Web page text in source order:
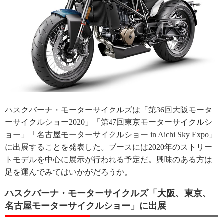
ハスクバーナ・モーターサイクルズは「第36回大阪モータ
ーサイクルショー2020」「第47回東京モーターサイクルシ
ョー」「名古屋モーターサイクルショー in Aichi Sky Expo」
に出展することを発表した。ブースには2020年のストリー
トモデルを中心に展示が行われる予定だ。興味のある方は
足を運んでみてはいかがだろうか。
ハスクバーナ・モーターサイクルズ「大阪、東京、
名古屋モーターサイクルショー」に出展